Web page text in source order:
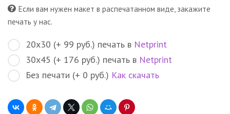
Если вам нужен макет в распечатанном виде, закажите
печать у нас.
20х30 (+ 99 руб.) печать в Netprint
30х45 (+ 176 руб.) печать в Netprint
Без печати (+ 0 руб.) Как скачать